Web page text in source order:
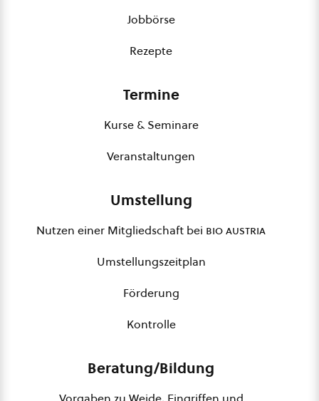
Jobbörse
Rezepte
Termine
Kurse & Seminare
Veranstaltungen
Umstellung
Nutzen einer Mitgliedschaft bei bio austria
Umstellungszeitplan
Förderung
Kontrolle
Beratung/Bildung